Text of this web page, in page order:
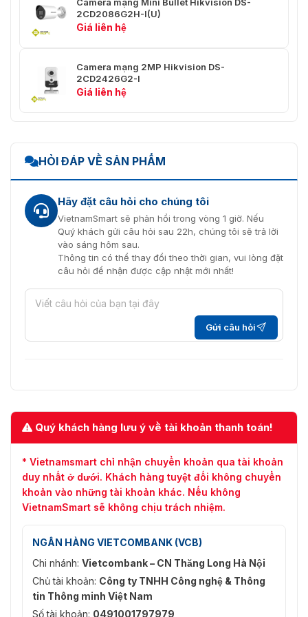
video
Loại
H.265
Hồ sơ chính
Mã hóa
video có
thể mở
rộng
(SVC)
Mã hóa H.264 và H.265
Khu vực
quan tâm
1 vùng cố định cho dòng chính và dòng phụ
Âm thanh
thanh
G.711ulaw/G.711alaw/G.722.1/G.726/MP2L2/
LC
Tỷ lệ lấy
Lọc tiếng
ồn môi
trường
-S: Vâng
Giao thức
TCP/IP, ICMP, HTTP, HTTPS, FTP, DHCP, DNS,
RTSP, NTP, UPnP, SMTP, IGMP, 802.1X, QoS,
UDP, Bonjour, SSL/TLS, PPPoE, SNMP, ARP,
WebSockets
Camera mạng Mini Bullet Hikvision DS-
2CD2086G2H-I(U)
Giá liên hệ
Camera mạng 2MP Hikvision DS-
2CD2426G2-I
Giá liên hệ
HỎI ĐÁP VỀ SẢN PHẨM
Hãy đặt câu hỏi cho chúng tôi
VietnamSmart sẽ phản hồi trong vòng 1 giờ. Nếu
Quý khách gửi câu hỏi sau 22h, chúng tôi sẽ trả lời
vào sáng hôm sau.
Thông tin có thể thay đổi theo thời gian, vui lòng đặt
câu hỏi để nhận được cập nhật mới nhất!
Gửi câu hỏi
Quý khách hàng lưu ý về tài khoản thanh toán!
* Vietnamsmart chỉ nhận chuyển khoản qua tài khoản
duy nhất ở dưới. Khách hàng tuyệt đối không chuyển
khoản vào những tài khoản khác. Nếu không
VietnamSmart sẽ không chịu trách nhiệm.
NGÂN HÀNG VIETCOMBANK (VCB)
Chi nhánh: Vietcombank – CN Thăng Long Hà Nội
Chủ tài khoản: Công ty TNHH Công nghệ & Thông
tin Thông minh Việt Nam
Số tài khoản: 0491001797979